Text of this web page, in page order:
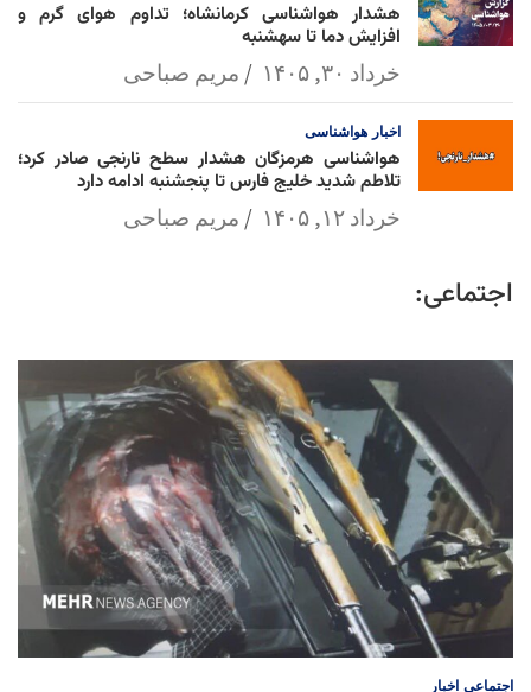
هشدار هواشناسی کرمانشاه؛ تداوم هوای گرم و
افزایش دما تا سهشنبه
خرداد ۳۰, ۱۴۰۵ مریم صباحی
اخبار هواشناسی
هواشناسی هرمزگان هشدار سطح نارنجی صادر کرد؛
تلاطم شدید خلیج فارس تا پنجشنبه ادامه دارد
خرداد ۱۲, ۱۴۰۵ مریم صباحی
اجتماعی:
اجتماعی اخبار